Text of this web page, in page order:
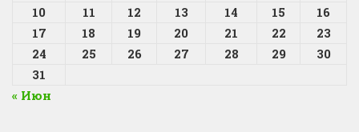
10
11 12 13 14 15
16
17
18 19 20 21 22
23
24
25 26 27 28 29
30
31
« Июн